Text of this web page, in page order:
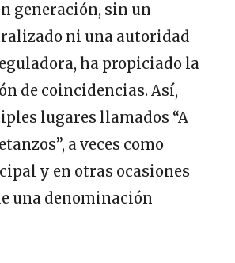
generación, sin un
ni una autoridad
ha propiciado la
de coincidencias. Así,
lugares llamados “A
a veces como
y en otras ocasiones
una denominación